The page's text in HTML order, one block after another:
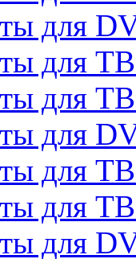
для
для ТВ
для ТВ
для
для ТВ
для ТВ
для